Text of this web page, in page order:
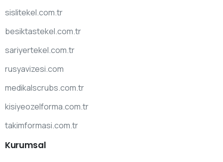
sislitekel.com.tr
besiktastekel.com.tr
sariyertekel.com.tr
rusyavizesi.com
medikalscrubs.com.tr
kisiyeozelforma.com.tr
takimformasi.com.tr
Kurumsal